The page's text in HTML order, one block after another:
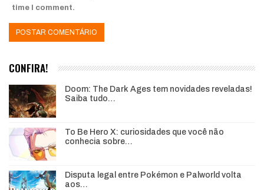
time I comment.
CONFIRA!
Doom: The Dark Ages tem novidades reveladas!
Saiba tudo…
To Be Hero X: curiosidades que você não
conhecia sobre…
Disputa legal entre Pokémon e Palworld volta
aos…